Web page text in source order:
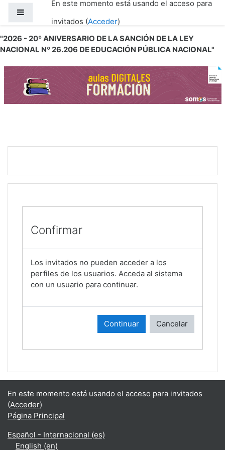
Salta al contenido principal
"2026 - 20º ANIVERSARIO DE LA SANCIÓN DE LA LEY
NACIONAL Nº 26.206 DE EDUCACIÓN PÚBLICA NACIONAL"
En este momento está usando el acceso para
invitados (Acceder)
Confirmar
Los invitados no pueden acceder a los
perfiles de los usuarios. Acceda al sistema
con un usuario para continuar.
Continuar Cancelar
En este momento está usando el acceso para invitados
(Acceder)
Página Principal
Español - Internacional ‎(es)‎
English ‎(en)‎